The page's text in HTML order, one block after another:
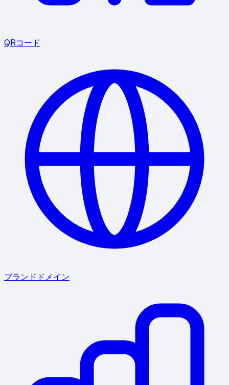
QRコード
ブランドドメイン